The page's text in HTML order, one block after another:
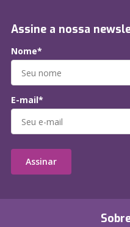
Assine a nossa
Nome*
E-mail*
Assinar